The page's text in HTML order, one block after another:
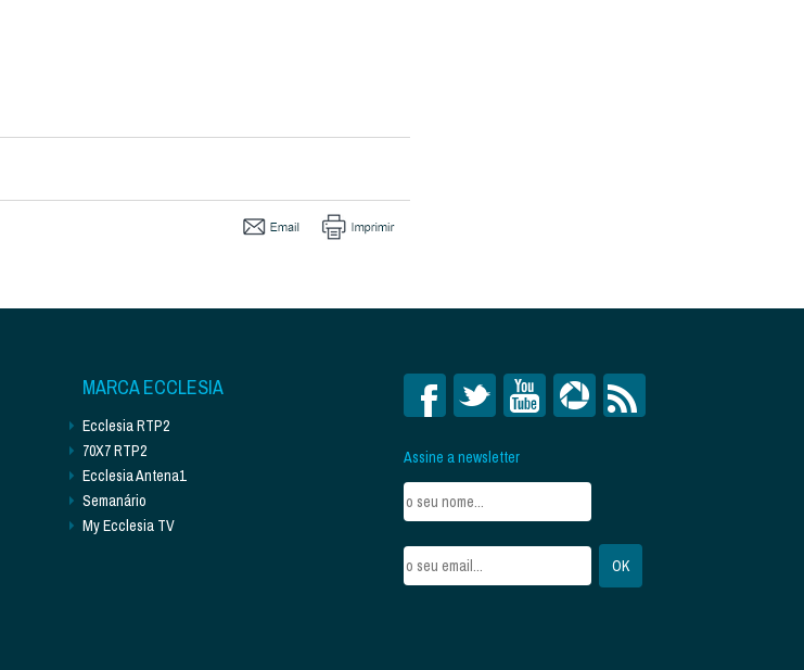
MARCA ECCLESIA
Ecclesia RTP2
70X7 RTP2
Ecclesia Antena1
Semanário
My Ecclesia TV
Assine a newsletter